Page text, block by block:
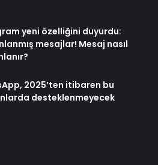
yeni özelliğini duyurdu:
mesajlar! Mesaj nasıl
2025’ten itibaren bu
desteklenmeyecek